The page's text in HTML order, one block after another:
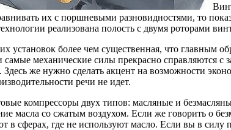
их с поршневыми разновидностями, то
реализована полость с двумя роторами
установок более чем существенная, что главным
механические силы прекрасно справляются
же нужно сделать акцент на возможности
речи не идет.
компрессоры двух типов: масляные и
масла со сжатым воздухом. Если же говорить о
в сферах, где не используют масло. Если вы в